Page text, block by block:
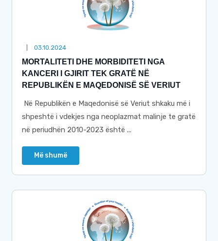
03.10.2024
MORTALITETI DHE MORBIDITETI NGA
KANCERI I GJIRIT TEK GRATË NË
REPUBLIKËN E MAQEDONISË SË VERIUT
Në Republikën e Maqedonisë së Veriut shkaku më i
shpeshtë i vdekjes nga neoplazmat malinje te gratë
në periudhën 2010-2023 është ...
Më shumë